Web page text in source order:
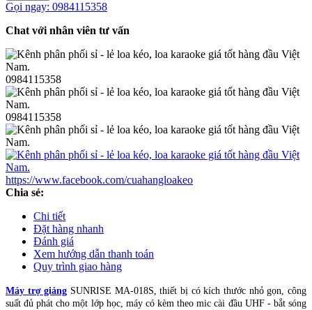
Gọi ngay: 0984115358
Chat với nhân viên tư vấn
0984115358
0984115358
https://www.facebook.com/cuahangloakeo
Chia sẻ:
Chi tiết
Đặt hàng nhanh
Đánh giá
Xem hướng dẫn thanh toán
Quy trình giao hàng
Máy trợ giảng SUNRISE MA-018S, thiết bị có kích thước nhỏ gọn, công
suất đủ phát cho một lớp học, máy có kèm theo mic cài đầu UHF - bắt sóng